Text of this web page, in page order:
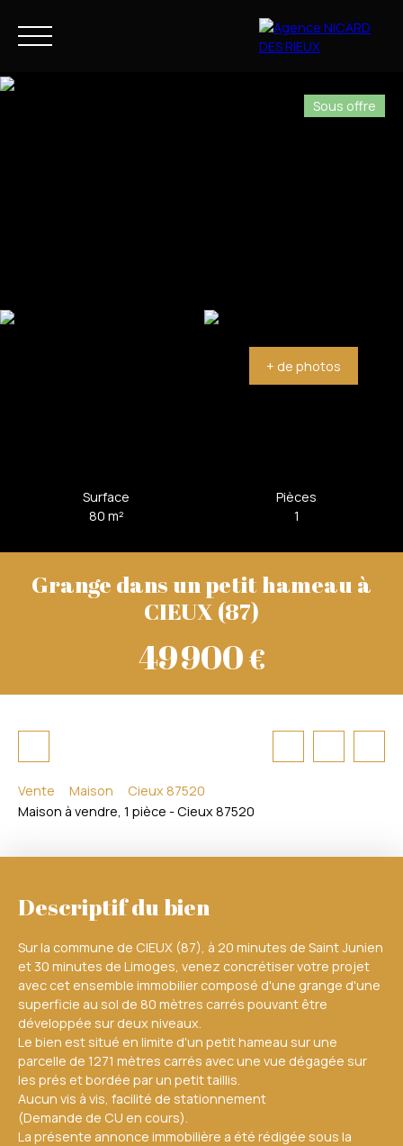
Sous offre
+ de photos
Surface
80 m²
Pièces
1
Grange dans un petit hameau à
CIEUX (87)
49 900€
Vente Maison
Cieux 87520
Maison à vendre, 1 pièce - Cieux 87520
Descriptif du bien
Sur la commune de CIEUX (87), à 20 minutes de Saint Junien
et 30 minutes de Limoges, venez concrétiser votre projet
avec cet ensemble immobilier composé d'une grange d'une
superficie au sol de 80 mètres carrés pouvant être
développée sur deux niveaux.
Le bien est situé en limite d'un petit hameau sur une
parcelle de 1271 mètres carrés avec une vue dégagée sur
les prés et bordée par un petit taillis.
Aucun vis à vis, facilité de stationnement
(Demande de CU en cours).
La présente annonce immobilière a été rédigée sous la